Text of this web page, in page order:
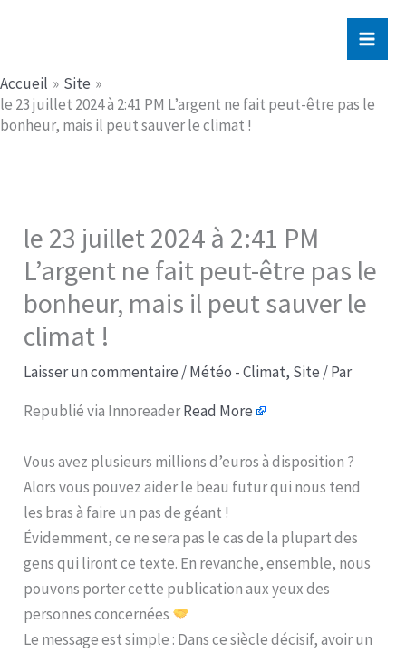
Accueil
Site
le 23 juillet 2024 à 2:41 PM L’argent ne fait peut-être pas le
bonheur, mais il peut sauver le climat !
le 23 juillet 2024 à 2:41 PM
L’argent ne fait peut-être pas le
bonheur, mais il peut sauver le
climat !
Laisser un commentaire /Météo - Climat, Site / Par
Republié via InnoreaderRead More
Vous avez plusieurs millions d’euros à disposition ?
Alors vous pouvez aider le beau futur qui nous tend
les bras à faire un pas de géant !
Évidemment, ce ne sera pas le cas de la plupart des
gens qui liront ce texte. En revanche, ensemble, nous
pouvons porter cette publication aux yeux des
personnes concernées
Le message est simple : Dans ce siècle décisif, avoir un